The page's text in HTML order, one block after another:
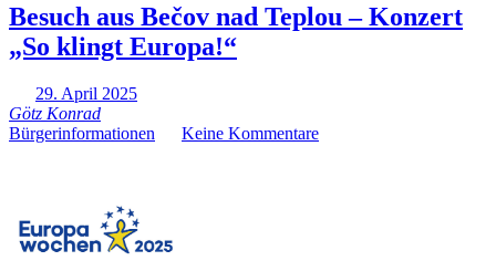
Besuch aus Bečov nad Teplou – Konzert
„So klingt Europa!“
29. April 2025
Götz Konrad
Bürgerinformationen
Keine Kommentare